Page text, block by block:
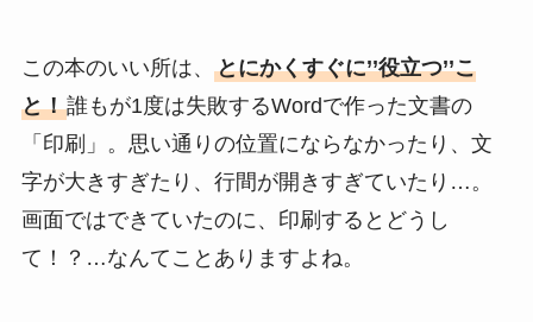
この本のいい所は、 とにかくすぐに’’役立つ’’こ
と！誰もが1度は失敗するWordで作った文書の
「印刷」。思い通りの位置にならなかったり、文
字が大きすぎたり、行間が開きすぎていたり…。
画面ではできていたのに、印刷するとどうし
て！？…なんてことありますよね。